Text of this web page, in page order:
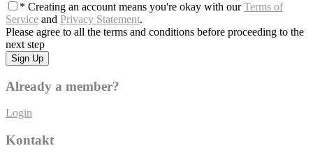
* Creating an account means you're okay with ourTerms of
Service and Privacy Statement.
Please agree to all the terms and conditions before proceeding to the
next step
Already a member?
Login
Kontakt